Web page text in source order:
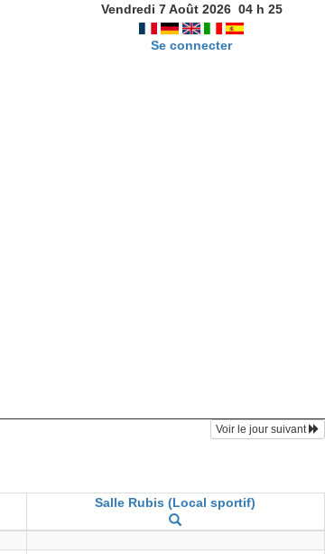
Vendredi 7 Août 2026 04h 25
Se connecter
Voir le jour suivant
Salle Rubis (Local sportif)